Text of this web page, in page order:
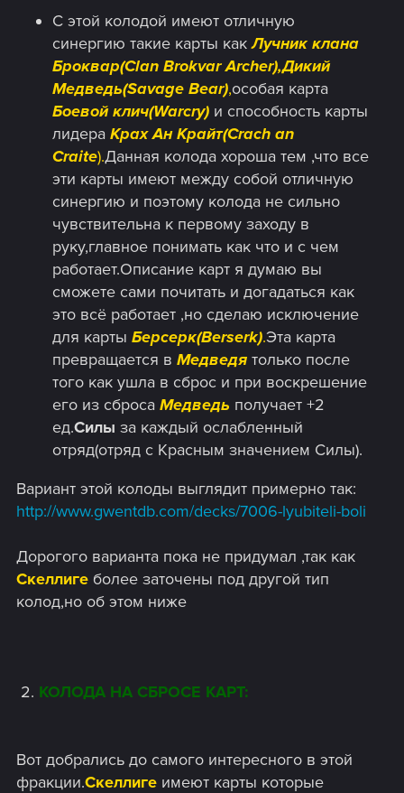
С этой колодой имеют отличную
синергию такие карты какЛучник клана
Броквар(Clan Brokvar Archer),Дикий
Медведь(Savage Bear),особая карта
Боевой клич(Warcry) и способность карты
лидера Крах Ан Крайт(Crach an
Craite).Данная колода хороша тем ,что все
эти карты имеют между собой отличную
синергию и поэтому колода не сильно
чувствительна к первому заходу в
руку,главное понимать как что и с чем
работает.Описание карт я думаю вы
сможете сами почитать и догадаться как
это всё работает ,но сделаю исключение
для карты Берсерк(Berserk).Эта карта
превращается в Медведя только после
того как ушла в сброс и при воскрешение
его из сброса Медведь получает +2
ед.Силы за каждый ослабленный
отряд(отряд с Красным значением Силы).
Вариант этой колоды выглядит примерно так:
http://www.gwentdb.com/decks/7006-lyubiteli-boli
Дорогого варианта пока не придумал ,так как
Скеллиге более заточены под другой тип
колод,но об этом ниже
​ 2. КОЛОДА НА СБРОСЕ КАРТ:
Вот добрались до самого интересного в этой
фракции.Скеллиге имеют карты которые